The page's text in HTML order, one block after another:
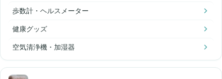
歩数計・ヘルスメーター
健康グッズ
空気清浄機・加湿器